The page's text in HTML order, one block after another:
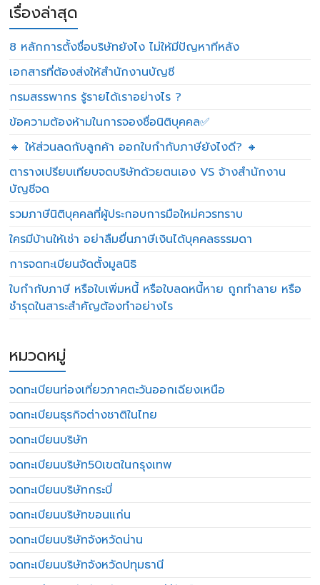
เรื่องล่าสุด
8 หลักการตั้งชื่อบริษัทยังไง ไม่ให้มีปัญหาทีหลัง
เอกสารที่ต้องส่งให้สำนักงานบัญชี
กรมสรรพากร รู้รายได้เราอย่างไร ?
ข้อความต้องห้ามในการจองชื่อนิติบุคคล✅
🔸 ให้ส่วนลดกับลูกค้า ออกใบกำกับภาษียังไงดี? 🔸
ตารางเปรียบเทียบจดบริษัทด้วยตนเอง VS จ้างสำนักงาน
บัญชีจด
รวมภาษีนิติบุคคลที่ผู้ประกอบการมือใหม่ควรทราบ
ใครมีบ้านให้เช่า อย่าลืมยื่นภาษีเงินได้บุคคลธรรมดา
การจดทะเบียนจัดตั้งมูลนิธิ
ใบกำกับภาษี หรือใบเพิ่มหนี้ หรือใบลดหนี้หาย ถูกทำลาย หรือ
ชำรุดในสาระสำคัญต้องทำอย่างไร
หมวดหมู่
จดทะเบียนท่องเที่ยวภาคตะวันออกเฉียงเหนือ
จดทะเบียนธุรกิจต่างชาติในไทย
จดทะเบียนบริษัท
จดทะเบียนบริษัท50เขตในกรุงเทพ
จดทะเบียนบริษัทกระบี่
จดทะเบียนบริษัทขอนแก่น
จดทะเบียนบริษัทจังหวัดน่าน
จดทะเบียนบริษัทจังหวัดปทุมธานี